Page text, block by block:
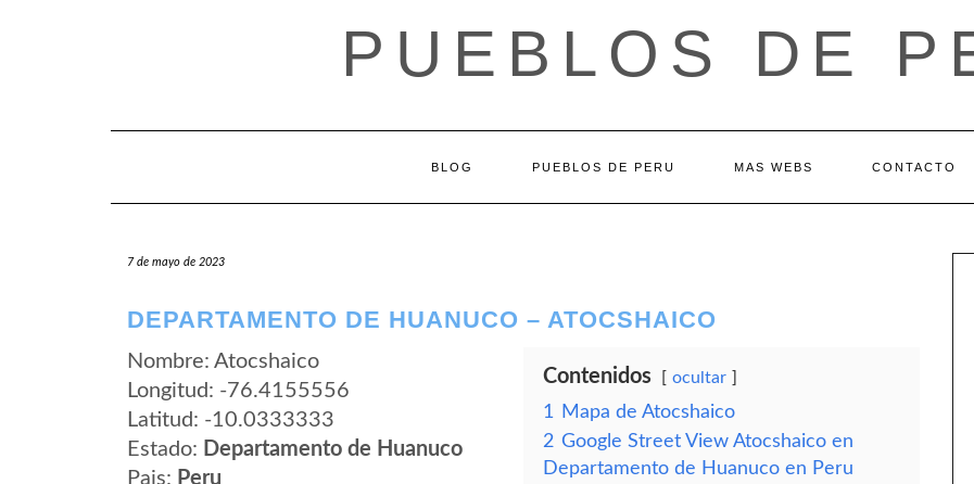
PUEBLOS DE
BLOG PUEBLOS DE PERU MAS WEBS CONTACTO
7 de mayo de 2023
DEPARTAMENTO DE HUANUCO – ATOCSHAICO
Nombre: Atocshaico
Longitud: -76.4155556
Latitud: -10.0333333
Estado: Departamento de Huanuco
Pais: Peru
Contenidos ocultar
1
Mapa de Atocshaico
2 Google Street View Atocshaico en
Departamento de Huanuco en Peru